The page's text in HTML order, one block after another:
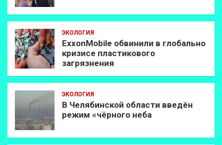
ЭКОЛОГИЯ
ExxonMobilе обвинили в глобально
кризисе пластикового
загрязнения
ЭКОЛОГИЯ
В Челябинской области введён
режим «чёрного неба